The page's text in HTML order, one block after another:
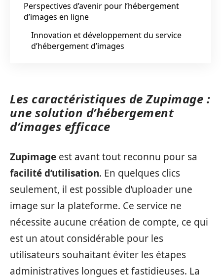
Perspectives d’avenir pour l’hébergement
d’images en ligne
Innovation et développement du service
d’hébergement d’images
Les caractéristiques de Zupimage :
une solution d’hébergement
d’images efficace
Zupimage est avant tout reconnu pour sa
facilité d’utilisation. En quelques clics
seulement, il est possible d’uploader une
image sur la plateforme. Ce service ne
nécessite aucune création de compte, ce qui
est un atout considérable pour les
utilisateurs souhaitant éviter les étapes
administratives longues et fastidieuses. La